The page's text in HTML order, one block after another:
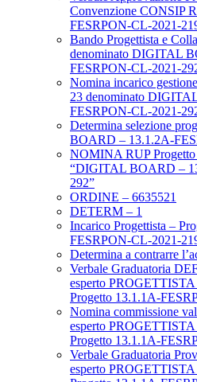
Convenzione CONSIP
FESRPON-CL-2021-
Bando Progettista e
denominato DIGITAL
FESRPON-CL-2021-
Nomina incarico
23 denominato
FESRPON-CL-2021-
Determina selezione
BOARD – 13.1.2A-
NOMINA RUP
“DIGITAL BOARD –
292”
ORDINE – 6635521
DETERM – 1
Incarico Progettista –
FESRPON-CL-2021-
Determina a contrarre
Verbale Graduatoria
esperto
Progetto 13.1.1A-
Nomina commissione
esperto
Progetto 13.1.1A-
Verbale Graduatoria
esperto